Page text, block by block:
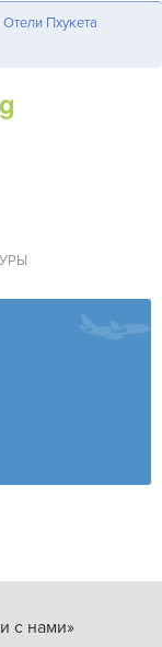
Отели Пхукета
с нами»